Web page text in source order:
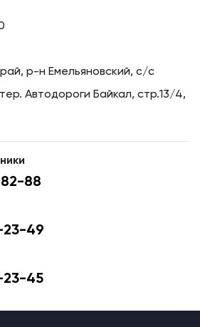
р-н Емельяновский, с/с
Автодороги Байкал, стр.13/4,
82-88
23-49
23-45